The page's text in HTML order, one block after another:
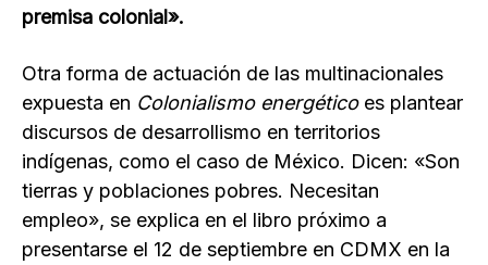
premisa colonial».
Otra forma de actuación de las multinacionales
expuesta en Colonialismo energéticoes plantear
discursos de desarrollismo en territorios
indígenas, como el caso de México. Dicen: «Son
tierras y poblaciones pobres. Necesitan
empleo», se explica en el libro próximo a
presentarse el 12 de septiembre en CDMX en la